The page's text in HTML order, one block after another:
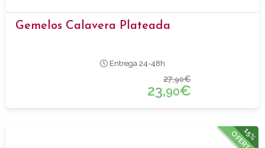
Gemelos Calavera Plateada
Entrega 24-48h
27,90€
23,90€
15%
OFERTA